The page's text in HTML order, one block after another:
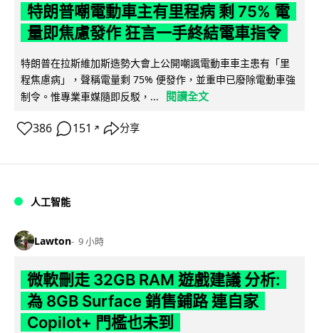
特朗普嘲電動車主有里程病 剩 75% 電
量即焦慮發作 狂言一手終結電車指令
特朗普在拉斯維加斯造勢大會上公開嘲諷電動車車主患有「里
程焦慮病」，聲稱電量剩 75% 便發作，並重申已廢除電動車強
制令。惟專業車媒隨即反駁，...
閱讀全文
386 151 ↗ 分享
人工智能
Lawton 9 小時
微軟刪走 32GB RAM 遊戲建議 分析:
為 8GB Surface 銷售鋪路 連自家
Copilot+ 門檻也未到